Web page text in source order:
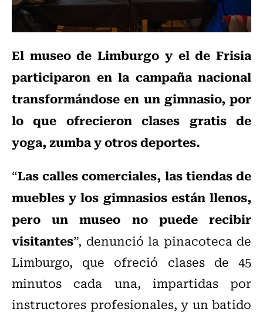
El museo de Limburgo y el de Frisia
participaron en la campaña nacional
transformándose en un gimnasio, por
lo que ofrecieron clases gratis de
yoga, zumba y otros deportes.
“Las calles comerciales, las tiendas de
muebles y los gimnasios están llenos,
pero un museo no puede recibir
visitantes”, denunció la pinacoteca de
Limburgo, que ofreció clases de 45
minutos cada una, impartidas por
instructores profesionales, y un batido